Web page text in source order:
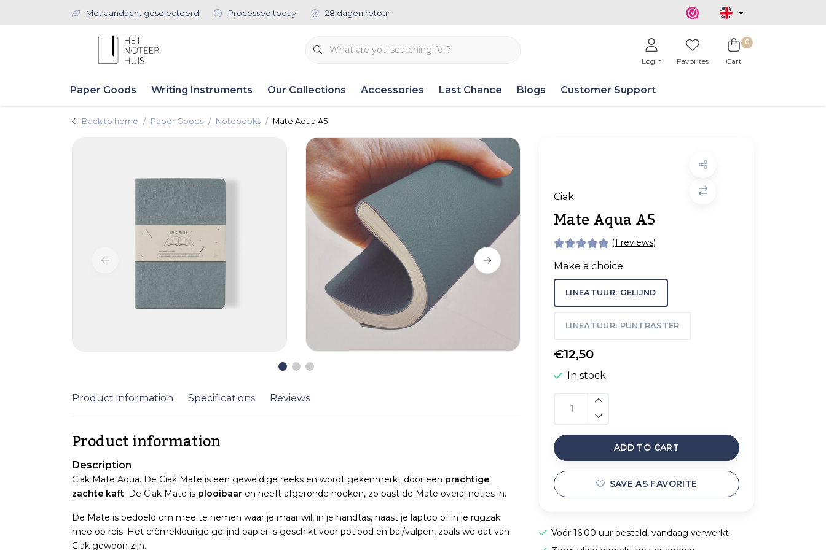
Met aandacht geselecteerd Processed today 28 dagen retour
Login Favorites
0
Cart
Paper Goods Writing Instruments Our Collections Accessories Last Chance Blogs Customer Support
Back to home Paper Goods Notebooks Mate Aqua A5
Ciak
Mate Aqua A5
(1 reviews)
Make a choice
LINEATUUR: GELIJND
LINEATUUR: PUNTRASTER
€12,50
In stock
ADD TO CART
SAVE AS FAVORITE
Vóór 16.00 uur besteld, vandaag verwerkt
Product information Specifications Reviews
Product information
Description
Ciak Mate Aqua. De Ciak Mate is een geweldige reeks en wordt gekenmerkt door een prachtige
zachte kaft. De Ciak Mate is plooibaar en heeft afgeronde hoeken, zo past de Mate overal netjes in.
De Mate is bedoeld om mee te nemen waar je maar wil, in je handtas, naast je laptop of in je rugzak
mee op reis. Het crèmekleurige gelijnd papier is geschikt voor potlood en bal/vulpen, zoals we dat van
Ciak gewoon zijn.